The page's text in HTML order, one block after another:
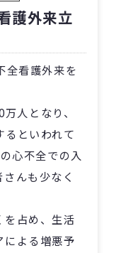
護外来立
全看護外来を
人となり、
といわれて
心不全での入
んも少なく
占め、生活
よる増悪予